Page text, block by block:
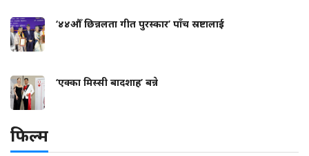
‘४४औँ छिन्नलता गीत पुरस्कार’ पाँच स्रष्टालाई
‘एक्का मिस्सी बादशाह’ बन्ने
फिल्म